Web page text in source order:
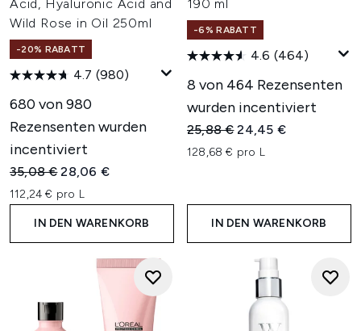
Acid, Hyaluronic Acid and
Wild Rose in Oil 250ml
-20% RABATT
4.7 (980)
680 von 980
Rezensenten wurden
incentiviert
Unverbindliche Preisempfehlung:
35,08 €Aktueller Preis:
28,06 €
112,24 € pro L
IN DEN WARENKORB
190 ml
-6% RABATT
4.6 (464)
8 von 464 Rezensenten
wurden incentiviert
Unverbindliche
25,88 €Aktueller Preis:
24,45 €
128,68 € pro L
IN DEN WARENKORB